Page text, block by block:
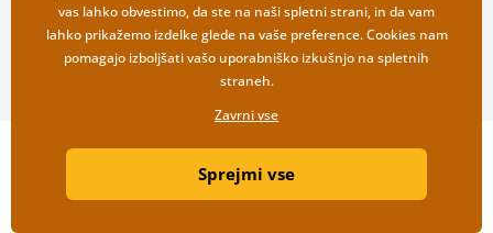
Copyright ©2019 © Dovido.si.
Litvanyi.sk| Spletno trgovino je ustvaril
vas lahko obvestimo, da ste na naši spletni strani, in da vam
lahko prikažemo izdelke glede na vaše preference. Cookies nam
pomagajo izboljšati vašo uporabniško izkušnjo na spletnih
straneh.
Zavrni vse
Sprejmi vse